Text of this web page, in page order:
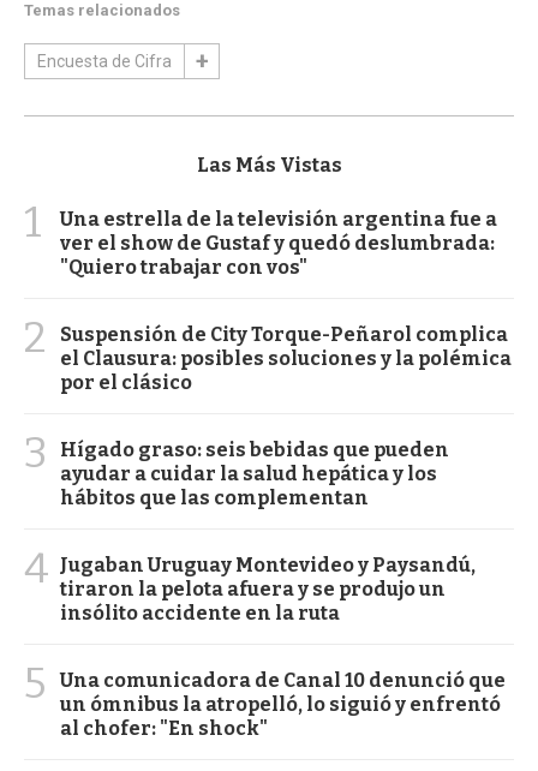
Temas relacionados
Encuesta de Cifra
Las Más Vistas
1
Una estrella de la televisión argentina fue a
ver el show de Gustaf y quedó deslumbrada:
"Quiero trabajar con vos"
2
Suspensión de City Torque-Peñarol complica
el Clausura: posibles soluciones y la polémica
por el clásico
3
Hígado graso: seis bebidas que pueden
ayudar a cuidar la salud hepática y los
hábitos que las complementan
4 Jugaban Uruguay Montevideo y Paysandú,
tiraron la pelota afuera y se produjo un
insólito accidente en la ruta
5
Una comunicadora de Canal 10 denunció que
un ómnibus la atropelló, lo siguió y enfrentó
al chofer: "En shock"